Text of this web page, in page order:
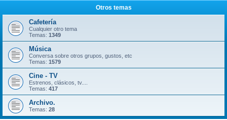
Otros temas
Cafetería
Cualquier otro tema
Temas: 1349
Música
Conversa sobre otros grupos, gustos, etc
Temas: 1579
Cine - TV
Estrenos, clásicos, tv....
Temas: 417
Archivo.
Temas: 28